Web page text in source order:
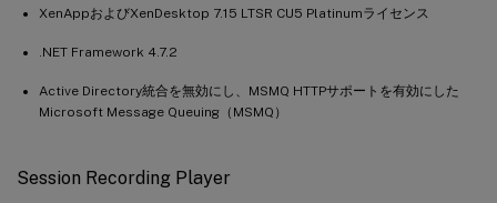
XenAppおよびXenDesktop 7.15 LTSR CU5 Platinumライセンス
.NET Framework 4.7.2
Active Directory統合を無効にし、MSMQ HTTPサポートを有効にした
Microsoft Message Queuing（MSMQ）
Session Recording Player